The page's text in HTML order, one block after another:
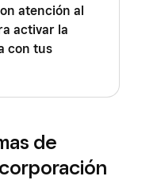
atención al
activar la
con tus
de